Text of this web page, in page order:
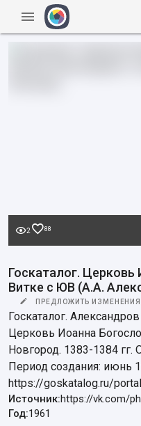
2 88
Госкаталог. Церковь
Витке с ЮВ (А.А.
ПРЕДЛОЖИТЬ ИЗМЕНЕНИЯ
Госкаталог.
Церковь Иоанна
Новгород. 1383-1384
Период создания: июнь
https://goskatalog.ru/
Источник:https://vk.com/
Год:1961